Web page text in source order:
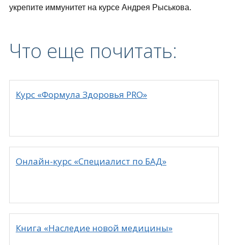
укрепите иммунитет на курсе Андрея Рыськова.
Что еще почитать:
Курс «Формула Здоровья PRO»
Онлайн-курс «Специалист по БАД»
Книга «Наследие новой медицины»